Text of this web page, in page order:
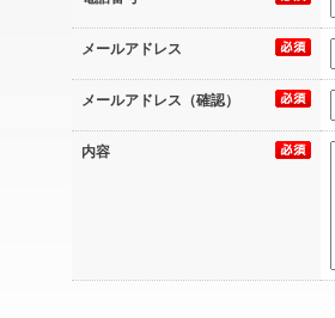
メールアドレス
メールアドレス（確認）
内容